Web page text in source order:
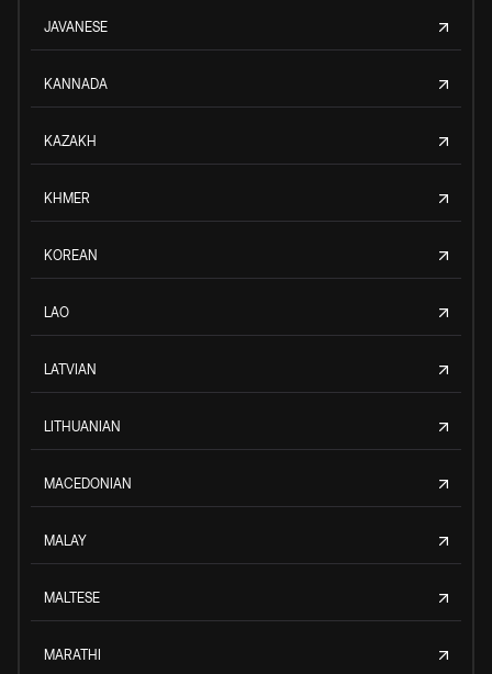
JAVANESE
KANNADA
KAZAKH
KHMER
KOREAN
LAO
LATVIAN
LITHUANIAN
MACEDONIAN
MALAY
MALTESE
MARATHI